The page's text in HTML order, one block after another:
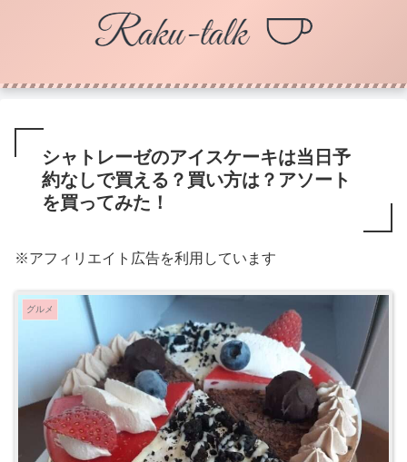
シャトレーゼのアイスケーキは当日予
約なしで買える？買い方は？アソート
を買ってみた！
※アフィリエイト広告を利用しています
グルメ